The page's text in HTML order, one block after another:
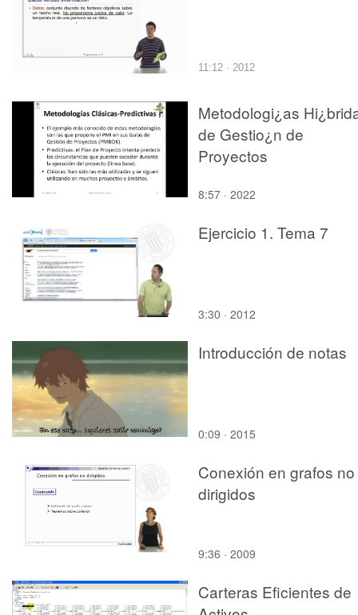
11:12 · 2012
Metodologi¿as
de Gestio¿n de
Proyectos
8:57 · 2022
Ejercicio 1. Tema 7
3:30 · 2012
Introducción de notas
0:09 · 2015
Conexión en grafos no
dirigidos
9:36 · 2009
Carteras Eficientes de